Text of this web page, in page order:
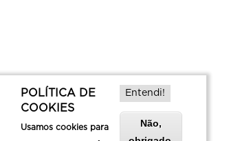
POLÍTICA DE
COOKIES
Usamos cookies para
Entendi!
Não,